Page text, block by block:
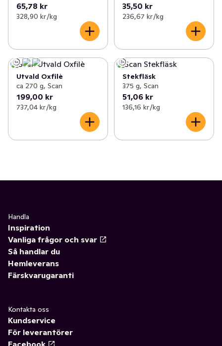
65,78 kr
328,90 kr /kg
35,50 kr
236,67 kr /kg
Utvald Oxfilè
ca 270 g, Scan
199,00 kr
737,04 kr /kg
Stekfläsk
375 g, Scan
51,06 kr
136,16 kr /kg
Handla
Inspiration
Vanliga frågor och svar
Så handlar du
Hemleverans
Färskvarugaranti
Kontakta oss
Kundservice
För leverantörer
Facebook